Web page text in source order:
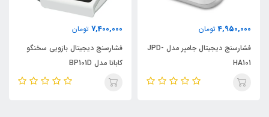
4,950,000 تومان
فشارسنج دیجیتال جامپر مدل JPD-
HA101
7,400,000 تومان
فشارسنج دیجیتال بازویی سخنگو
کابانا مدل BP101D